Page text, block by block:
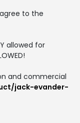
to the
allowed for
and commercial
jack-evander-